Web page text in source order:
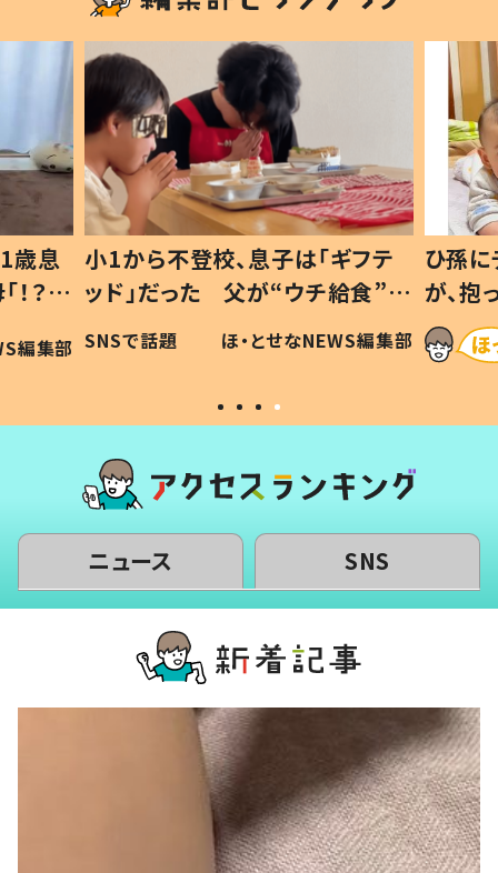
歳息
？」
編集部
小1から不登校、息子は「ギフテ
ッド」だった 父が“ウチ給食”を
作り続ける理由とは #令和の親
#令和の子
SNSで話題 ほ・とせなNEWS編集部
ひ孫
が、
「涙が
い」
ニュース SNS